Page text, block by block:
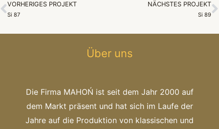
Zurück
VORHERIGES PROJEKT
Si 87
NÄCHSTES PROJEKT
Si 89
Über uns
Die Firma MAHOŃ ist seit dem Jahr 2000 auf
dem Markt präsent und hat sich im Laufe der
Jahre auf die Produktion von klassischen und